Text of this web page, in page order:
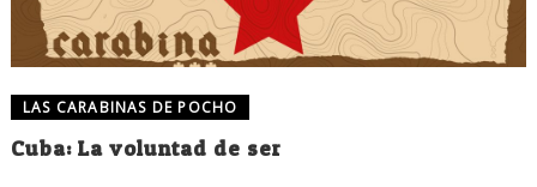
LAS CARABINAS DE POCHO
Cuba: La voluntad de ser